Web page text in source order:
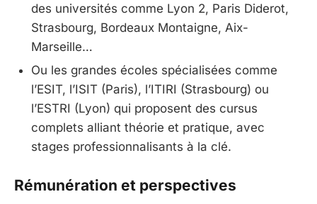
des universités comme Lyon 2, Paris Diderot,
Strasbourg, Bordeaux Montaigne, Aix-
Marseille…
Ou les grandes écoles spécialisées comme
l’ESIT, l’ISIT (Paris), l’ITIRI (Strasbourg) ou
l’ESTRI (Lyon) qui proposent des cursus
complets alliant théorie et pratique, avec
stages professionnalisants à la clé.
Rémunération et perspectives